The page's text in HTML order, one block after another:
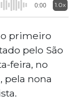
0:00 1.0x
primeiro
pelo São
feira, no
pela nona